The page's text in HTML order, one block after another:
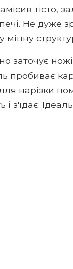
тісто,
Не дуже
міцну
заточує
пробиває
нарізки
і з'їдає.